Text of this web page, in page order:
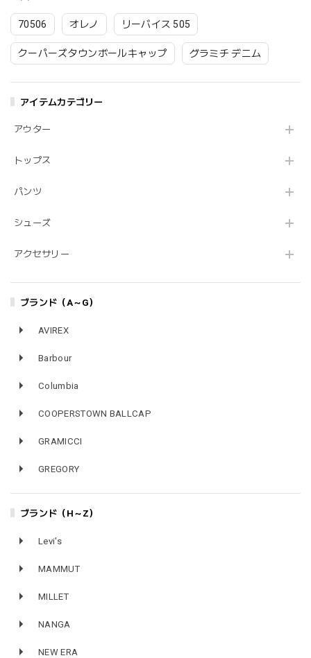
70506 オレノ リーバイス 505
クーパーズタウンボールキャップ グラミチ デニム
アイテムカテゴリー
アウター
トップス
パンツ
シューズ
アクセサリー
ブランド（A～G）
AVIREX
Barbour
Columbia
COOPERSTOWN BALLCAP
GRAMICCI
GREGORY
ブランド（H～Z）
Levi's
MAMMUT
MILLET
NANGA
NEW ERA